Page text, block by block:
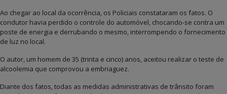
Ao chegar ao local da ocorrência, os Policiais constataram os fatos. O
condutor havia perdido o controle do automóvel, chocando-se contra um
poste de energia e derrubando o mesmo, interrompendo o fornecimento
de luz no local.
O autor, um homem de 35 (trinta e cinco) anos, aceitou realizar o teste de
alcoolemia que comprovou a embriaguez.
Diante dos fatos, todas as medidas administrativas de trânsito foram